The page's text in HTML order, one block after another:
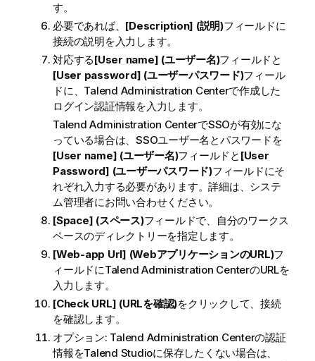
す。
必要であれば、 [Description] (説明)フィールドに
接続の説明を入力します。
対応する[User name] (ユーザー名)フィールドと
[User password] (ユーザーパスワード)フィール
ドに、 Talend Administration Centerで作成した
ログイン認証情報を入力します。
Talend Administration CenterでSSOが有効にな
っている場合は、SSOユーザー名とパスワードを
[User name] (ユーザー名)フィールドと [User
Password] (ユーザーパスワード)フィールドにそ
れぞれ入力する必要があります。詳細は、システ
ム管理者にお問い合わせください。
[Space] (スペース)フィールドで、自分のワークス
ペースのディレクトリーを指定します。
[Web-app Url] (WebアプリケーションのURL)フ
ィールドにTalend Administration CenterのURLを
入力します。
[Check URL] (URLを確認)をクリックして、接続
を確認します。
オプション: Talend Administration Centerの認証
情報をTalend Studioに保存したくない場合は、